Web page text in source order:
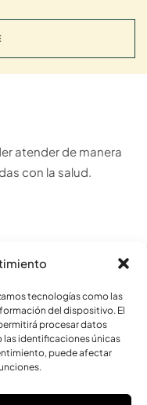
tecnologías como las
del dispositivo. El
procesar datos
identificaciones únicas
puede afectar
atender de manera
con la salud.